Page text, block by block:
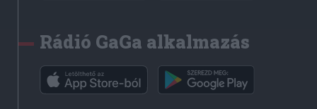
Rádió GaGa alkalmazás